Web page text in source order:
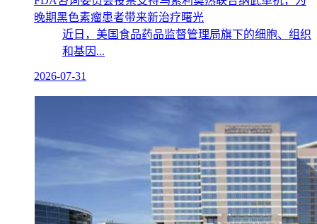
晚期黑色素瘤患者带来新治疗曙光
近日，美国食品药品监督管理局旗下的细胞、组织
和基因...
2026-07-31